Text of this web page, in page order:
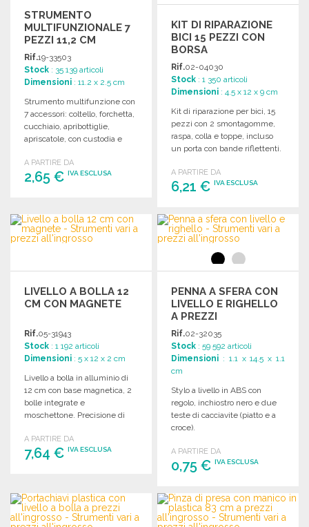
STRUMENTO
MULTIFUNZIONALE 7
PEZZI 11,2 CM
Rif.19-33503
Stock : 35 139 articoli
Dimensioni : 11.2 x 2.5 cm
Strumento multifunzione con
7 accessori: coltello, forchetta,
cucchiaio, apribottiglie,
apriscatole, con custodia e
A PARTIRE DA
2,65 € IVA ESCLUSA
Richiedi un preventivo
KIT DI RIPARAZIONE
BICI 15 PEZZI CON
BORSA
Rif.02-04030
Stock : 1 350 articoli
Dimensioni : 4.5 x 12 x 9 cm
Kit di riparazione per bici, 15
pezzi con 2 smontagomme,
raspa, colla e toppe, incluso
un porta con bande riflettenti.
A PARTIRE DA
6,21 €IVA ESCLUSA
ORDINARE
Richiedi un preventivo
LIVELLO A BOLLA 12
CM CON MAGNETE
Rif.05-31943
Stock : 1 192 articoli
Dimensioni : 5 x 12 x 2 cm
Livello a bolla in alluminio di
12 cm con base magnetica, 2
bolle integrate e
moschettone. Precisione di
A PARTIRE DA
7,64 € IVA ESCLUSA
Richiedi un preventivo
PENNA A SFERA CON
LIVELLO E RIGHELLO
A PREZZI
ALL'INGROSSO
Rif.02-32035
Stock : 59 592 articoli
Dimensioni : 1.1 x 14.5 x 1.1
cm
Stylo a livello in ABS con
regolo, inchiostro nero e due
teste di cacciavite (piatto e a
croce).
A PARTIRE DA
0,75 €IVA ESCLUSA
ORDINARE
Richiedi un preventivo